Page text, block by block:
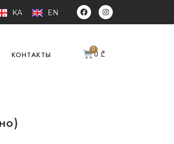
KA EN
КОНТАКТЫ 0₾